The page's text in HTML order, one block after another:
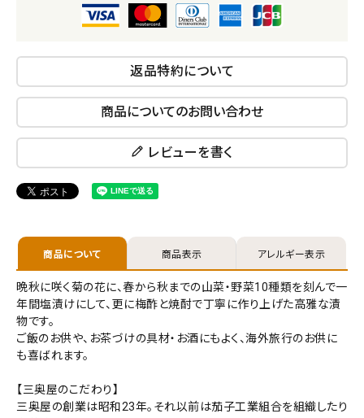
キーワード
価格から探す
円 ～ 円
在庫の有無
在庫あり
在庫なしを含む
検索する
返品特約について
商品についてのお問い合わせ
レビューを書く
商品について 商品表示 アレルギー表示
晩秋に咲く菊の花に、春から秋までの山菜・野菜10種類を刻んで一
年間塩漬けにして、更に梅酢と焼酎で丁寧に作り上げた高雅な漬
物です。
ご飯のお供や、お茶づけの具材・お酒にもよく、海外旅行のお供に
も喜ばれます。
【三奥屋のこだわり】
三奥屋の創業は昭和23年。それ以前は茄子工業組合を組織したり